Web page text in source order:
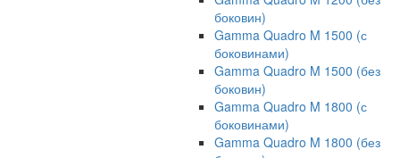
боковин)
Gamma Quadro M 1500 (с
боковинами)
Gamma Quadro M 1500 (без
боковин)
Gamma Quadro M 1800 (с
боковинами)
Gamma Quadro M 1800 (без